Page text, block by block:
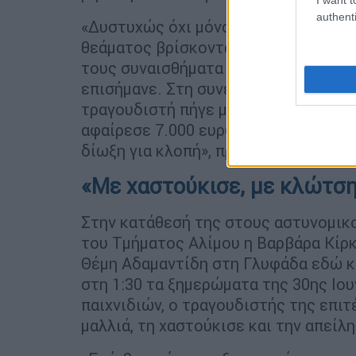
«Δυστυχώς όχι μόνο ο Θέμης
θεάματος βρίσκονται θύματα
τους συναισθήματα το μόνο που
επισήμανε. Στη συνέχεια, ο κ.
τραγουδιστή πήγε με κλειδιά που
αφαίρεσε 7.000 ευρώ, ενώ είχε
δίωξη για κλοπή», πρόσθεσε.
«Με χαστούκισε, με
Στην κατάθεσή της στους
του Τμήματος Αλίμου η Βαρβάρα
Θέμη Αδαμαντίδη στη Γλυφάδα εδώ
στη 1:30 τα ξημερώματα της 30ης
παιχνιδιών, ο τραγουδιστής της
μαλλιά, τη χαστούκισε και την